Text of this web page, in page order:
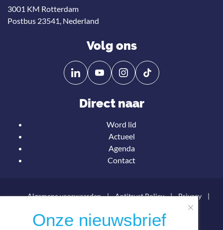
3001 KM Rotterdam
Postbus 23541, Nederland
Volg ons
Volg
ons
Linkedin
Volg
ons
YouTube
Direct naar
Word lid
Actueel
Agenda
Contact
Algemene voorwaarden Antitrust Policy
Privacy
Onze nieuwsbrief
ontvangen?